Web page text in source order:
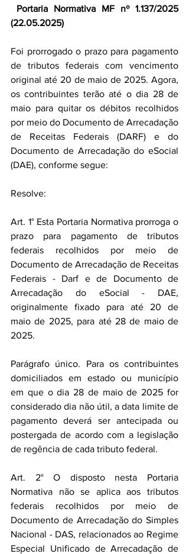
Portaria Normativa MF nº 1.137/2025
(22.05.2025)
Foi prorrogado o prazo para pagamento
de tributos federais com vencimento
original até 20 de maio de 2025. Agora,
os contribuintes terão até o dia 28 de
maio para quitar os débitos recolhidos
por meio do Documento de Arrecadação
de Receitas Federais (DARF) e do
Documento de Arrecadação do eSocial
(DAE), conforme segue:
Resolve:
Art. 1° Esta Portaria Normativa prorroga o
prazo para pagamento de tributos
federais recolhidos por meio de
Documento de Arrecadação de Receitas
Federais - Darf e de Documento de
Arrecadação do eSocial - DAE,
originalmente fixado para até 20 de
maio de 2025, para até 28 de maio de
2025.
Parágrafo único. Para os contribuintes
domiciliados em estado ou município
em que o dia 28 de maio de 2025 for
considerado dia não útil, a data limite de
pagamento deverá ser antecipada ou
postergada de acordo com a legislação
de regência de cada tributo federal.
Art. 2° O disposto nesta Portaria
Normativa não se aplica aos tributos
federais recolhidos por meio de
Documento de Arrecadação do Simples
Nacional - DAS, relacionados ao Regime
Especial Unificado de Arrecadação de